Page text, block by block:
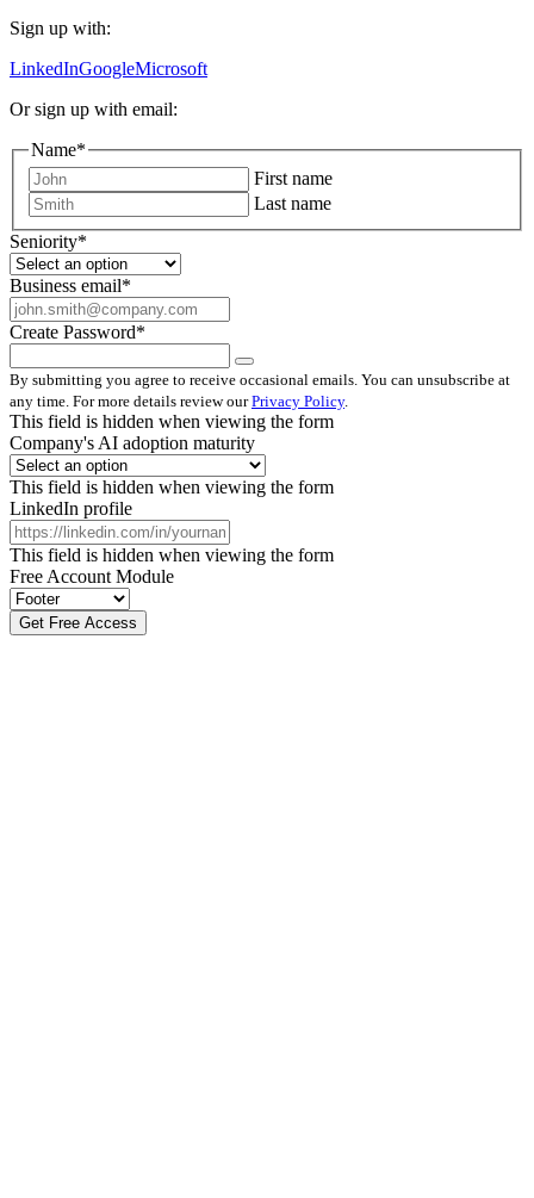
Sign up with:
LinkedInGoogleMicrosoft
Or sign up with email:
Name*
First name
Last name
Seniority*
Business email*
Create Password*
By submitting you agree to receive occasional emails. You can unsubscribe at
any time. For more details review ourPrivacy Policy.
This field is hidden when viewing the form
Company's AI adoption maturity
This field is hidden when viewing the form
LinkedIn profile
This field is hidden when viewing the form
Free Account Module